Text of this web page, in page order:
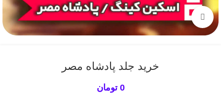
برای بزرگنمایی کلیک کنید
خرید جلد پادشاه مصر
0 تومان